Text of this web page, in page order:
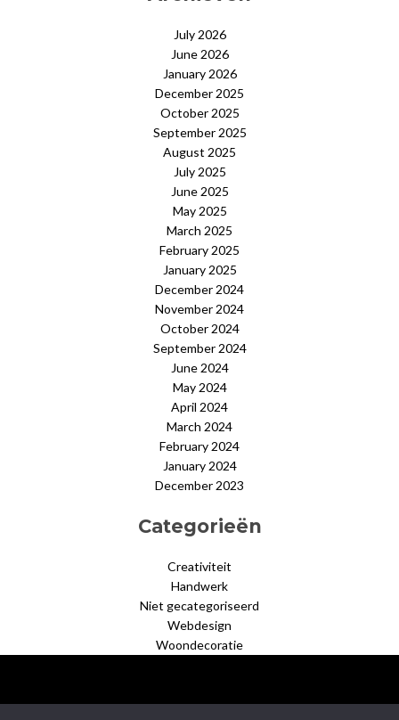
July 2026
June 2026
January 2026
December 2025
October 2025
September 2025
August 2025
July 2025
June 2025
May 2025
March 2025
February 2025
January 2025
December 2024
November 2024
October 2024
September 2024
June 2024
May 2024
April 2024
March 2024
February 2024
January 2024
December 2023
Categorieën
Creativiteit
Handwerk
Niet gecategoriseerd
Webdesign
Woondecoratie